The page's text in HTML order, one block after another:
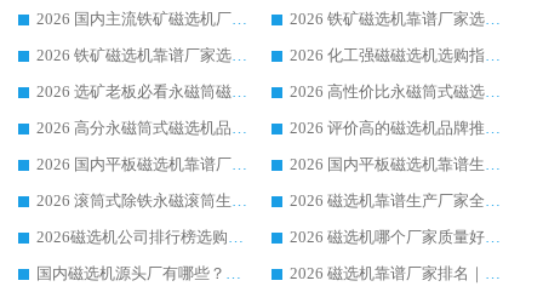
2026 国内主流铁矿磁选机厂家选购指南|行业口碑好品牌推荐，领域强者华体会手机网页版-华体会(中国)
2026 铁矿磁选机靠谱厂家选购全攻略 行业标杆华体会手机网页版-华体会(中国) 设备性价比出众
2026 铁矿磁选机靠谱厂家选购指南，领域强者华体会手机网页版-华体会(中国) 铁矿磁选机性价比高
2026 化工强磁磁选机选购指南 5 家行业口碑靠谱厂家领域强者推荐
2026 选矿老板必看永磁筒磁选机推荐 行业头部品牌口碑设备选购全攻略
2026 高性价比永磁筒式磁选机品牌盘点 行业强者口碑实测选购完整指南
2026 高分永磁筒式磁选机品牌推荐 选矿设备强者对比测评采购避坑全攻略
2026 评价高的磁选机品牌推荐选购指南，永磁筒式磁选机设备领域强者全景行业口碑解析
2026 国内平板磁选机靠谱厂家排名 行业实测口碑设备按需选购全指南
2026 国内平板磁选机靠谱生产厂家推荐排名|行业口碑选购指南，领域强者按需选设备
2026 滚筒式除铁永磁滚筒生产厂家推荐排名|行业口碑选购指南，领域强者源头厂商精选
2026 磁选机靠谱生产厂家全梳理 分场景选型行业头部品牌选购参考攻略
2026磁选机公司排行榜选购指南|正规源头厂家推荐，领域强者高性价比靠谱信赖品牌
2026 磁选机哪个厂家质量好？十大靠谱磁电企业排名选购指南
国内磁选机源头厂有哪些？2026 综合实力排名与采购避坑技巧
2026 磁选机靠谱厂家排名｜华体会手机网页版-华体会(中国) 高性价比磁选机磁电品牌